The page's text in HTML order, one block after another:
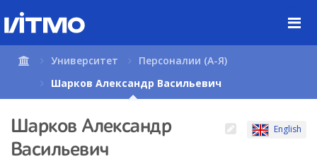
содержимому
страницы.
Университет
Персоналии (А-Я)
Шарков Александр Васильевич
Шарков Александр
Васильевич
English